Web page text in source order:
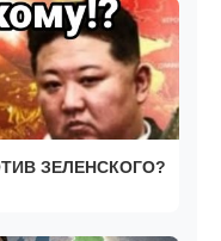
ЗЕЛЕНСКОГО?